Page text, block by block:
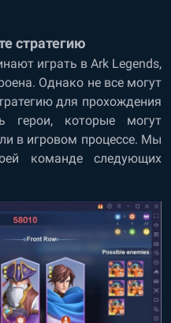
стратегию
играть в Ark Legends,
Однако не все могут
для прохождения
герои, которые могут
в игровом процессе. Мы
команде следующих